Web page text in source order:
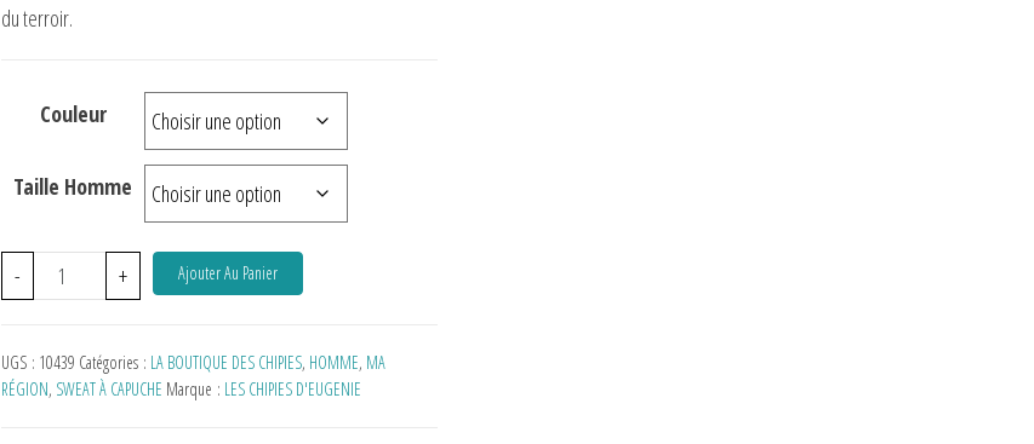
du terroir.
Couleur
Taille Homme
- + Ajouter Au Panier
UGS : 10439 Catégories : LA BOUTIQUE DES CHIPIES, HOMME, MA
RÉGION, SWEAT À CAPUCHE Marque : LES CHIPIES D'EUGENIE